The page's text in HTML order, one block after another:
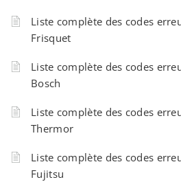
Liste complète des codes
Frisquet
Liste complète des codes
Bosch
Liste complète des codes
Thermor
Liste complète des codes
Fujitsu